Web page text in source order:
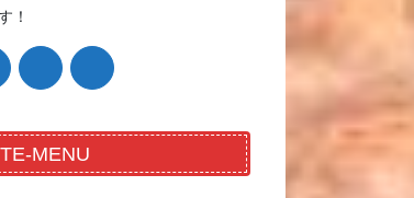
！
MENU